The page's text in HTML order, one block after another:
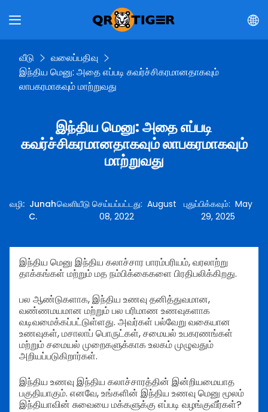
வீடு
வலைப்பதிவு
இந்திய மெனு: அதை எப்படி கவர்ச்சிகரமானதாகவும்
லாபகரமாகவும் மாற்றுவது
இந்திய மெனு: அதை எப்படி
கவர்ச்சிகரமானதாகவும் லாபகரமாகவும்
மாற்றுவது
வழி: Junah
C.
வெளியீடு செய்யப்பட்டது:August
08, 2022
புதுப்பிக்கவும்: May
29, 2025
இந்திய மெனு இந்திய கலாச்சார பாரம்பரியம், வரலாற்று
தாக்கங்கள் மற்றும் மத நம்பிக்கைகளை பிரதிபலிக்கிறது.
பல ஆண்டுகளாக, இந்திய உணவு தனித்துவமான,
வண்ணமயமான மற்றும் பல பரிமாண உணவுகளாக
வடிவமைக்கப்பட்டுள்ளது. அவர்கள் பல்வேறு வகையான
உணவுகள், மசாலாப் பொருட்கள், சமையல் உபகரணங்கள்
மற்றும் சமையல் முறைகளுக்காக உலகம் முழுவதும்
அறியப்படுகிறார்கள்.
இந்திய உணவு இந்திய கலாச்சாரத்தின் இன்றியமையாத
பகுதியாகும். எனவே, உங்களின் இந்திய உணவு மெனு மூலம்
இந்தியாவின் சுவையை மக்களுக்கு எப்படி வழங்குவீர்கள்?